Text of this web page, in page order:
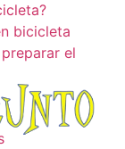
bicicleta
el